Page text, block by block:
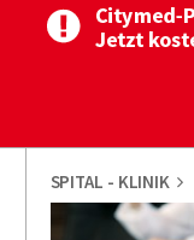
SPITAL - KLINIK